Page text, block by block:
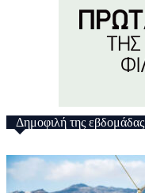
Δημοφιλή της εβδομάδας